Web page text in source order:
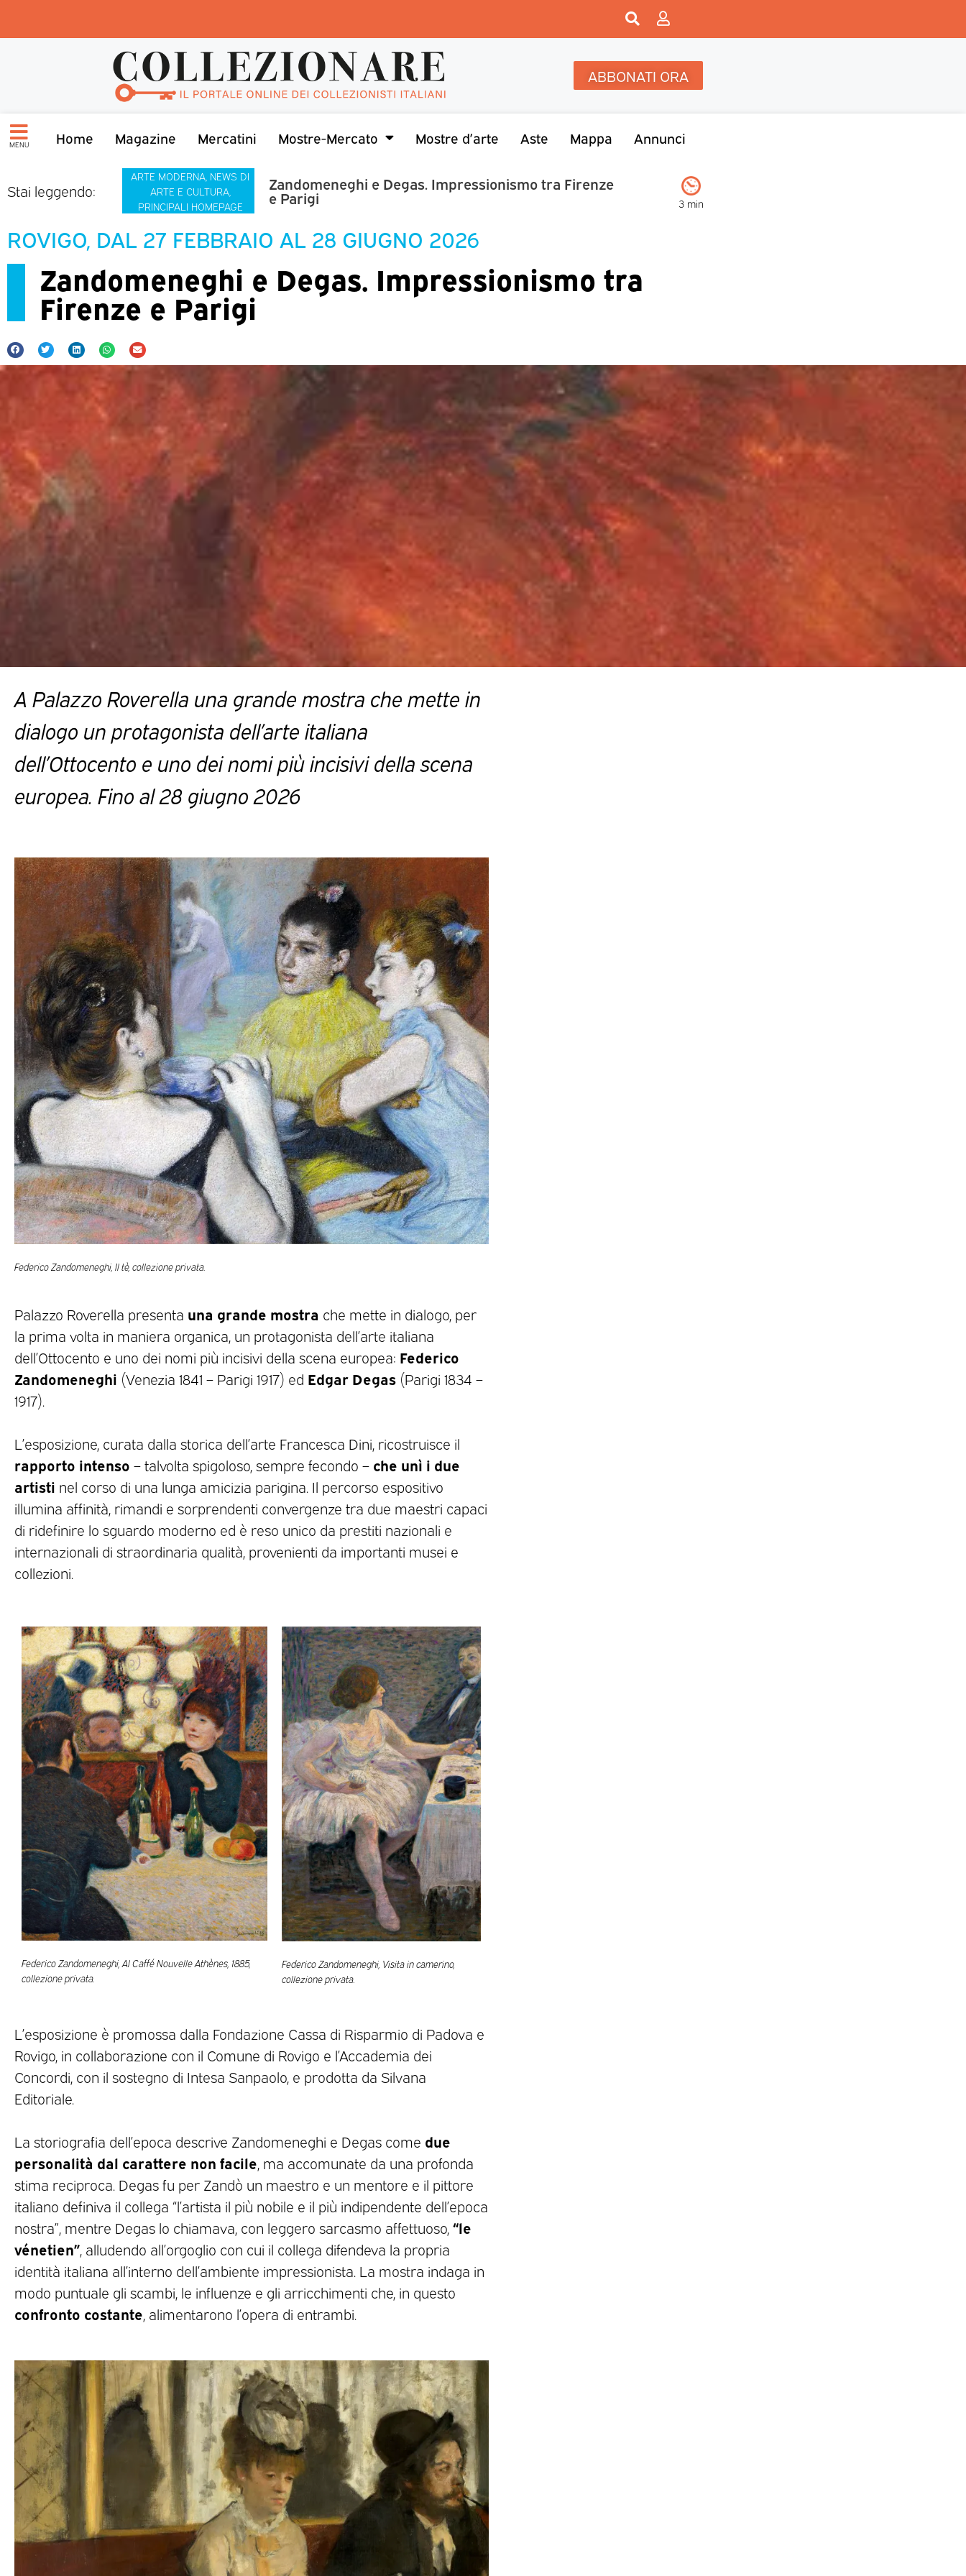
ABBONATI ORA
MENU Home Magazine Mercatini Mostre-Mercato Mostre d’arte Aste Mappa Annunci
Stai leggendo:
ARTE MODERNA NEWS DI
ARTE E CULTURA
PRINCIPALI HOMEPAGE
Zandomeneghi e Degas. Impressionismo tra Firenze
e Parigi 3 min
ROVIGO, DAL 27 FEBBRAIO AL 28 GIUGNO 2026
Zandomeneghi e Degas. Impressionismo tra
Firenze e Parigi
A Palazzo Roverella una grande mostra che mette in
dialogo un protagonista dell’arte italiana
dell’Ottocento e uno dei nomi più incisivi della scena
europea. Fino al 28 giugno 2026
Federico Zandomeneghi, Il tè, collezione privata.
Palazzo Roverella presenta una grande mostra che mette in dialogo, per
la prima volta in maniera organica, un protagonista dell’arte italiana
dell’Ottocento e uno dei nomi più incisivi della scena europea: Federico
Zandomeneghi (Venezia 1841 – Parigi 1917) ed Edgar Degas (Parigi 1834 –
1917).
L’esposizione, curata dalla storica dell’arte Francesca Dini, ricostruisce il
rapporto intenso – talvolta spigoloso, sempre fecondo – che unì i due
artisti nel corso di una lunga amicizia parigina. Il percorso espositivo
illumina affinità, rimandi e sorprendenti convergenze tra due maestri capaci
di ridefinire lo sguardo moderno ed è reso unico da prestiti nazionali e
internazionali di straordinaria qualità, provenienti da importanti musei e
collezioni.
Federico Zandomeneghi, Al Caffé Nouvelle Athènes, 1885,
collezione privata.
Federico Zandomeneghi, Visita in camerino,
collezione privata.
L’esposizione è promossa dalla Fondazione Cassa di Risparmio di Padova e
Rovigo, in collaborazione con il Comune di Rovigo e l’Accademia dei
Concordi, con il sostegno di Intesa Sanpaolo, e prodotta da Silvana
Editoriale.
La storiografia dell’epoca descrive Zandomeneghi e Degas come due
personalità dal carattere non facile , ma accomunate da una profonda
stima reciproca. Degas fu per Zandò un maestro e un mentore e il pittore
italiano definiva il collega “l’artista il più nobile e il più indipendente dell’epoca
nostra”, mentre Degas lo chiamava, con leggero sarcasmo affettuoso, “le
vénetien” , alludendo all’orgoglio con cui il collega difendeva la propria
identità italiana all’interno dell’ambiente impressionista. La mostra indaga in
modo puntuale gli scambi, le influenze e gli arricchimenti che, in questo
confronto costante , alimentarono l’opera di entrambi.